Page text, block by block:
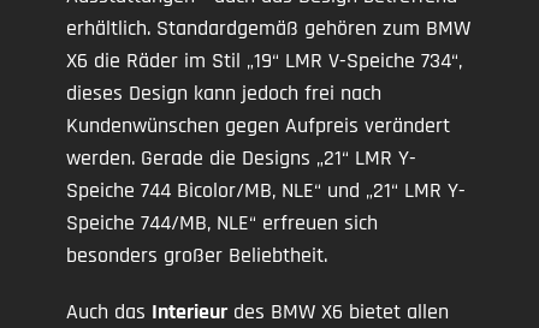
erhältlich. Standardgemäß gehören zum BMW
X6 die Räder im Stil „19“ LMR V-Speiche 734“,
dieses Design kann jedoch frei nach
Kundenwünschen gegen Aufpreis verändert
werden. Gerade die Designs „21“ LMR Y-
Speiche 744 Bicolor/MB, NLE“ und „21“ LMR Y-
Speiche 744/MB, NLE“ erfreuen sich
besonders großer Beliebtheit.
Auch das Interieur des BMW X6 bietet allen